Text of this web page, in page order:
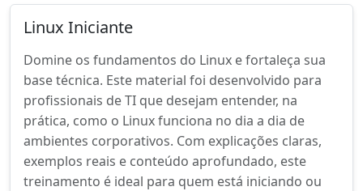
Linux Iniciante
Domine os fundamentos do Linux e fortaleça sua
base técnica. Este material foi desenvolvido para
profissionais de TI que desejam entender, na
prática, como o Linux funciona no dia a dia de
ambientes corporativos. Com explicações claras,
exemplos reais e conteúdo aprofundado, este
treinamento é ideal para quem está iniciando ou